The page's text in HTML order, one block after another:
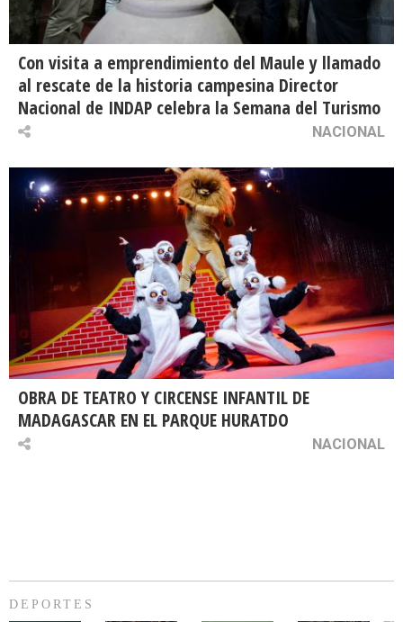
Con visita a emprendimiento del Maule y llamado
al rescate de la historia campesina Director
Nacional de INDAP celebra la Semana del Turismo
NACIONAL
OBRA DE TEATRO Y CIRCENSE INFANTIL DE
MADAGASCAR EN EL PARQUE HURATDO
NACIONAL
DEPORTES